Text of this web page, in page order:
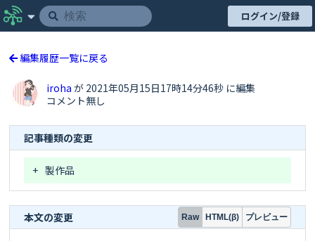
ログイン/登録
編集履歴一覧に戻る
irohaが 2021年05月15日17時14分46秒 に編集
コメント無し
記事種類の変更
+ 製作品
本文の変更 Raw HTML(β) プレビュー